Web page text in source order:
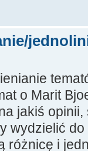
o Marit
jakiś
wydzielić
różnicę i